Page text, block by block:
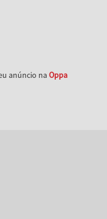
anúncio na Oppa